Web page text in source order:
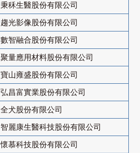
秉秝生醫股份有限公司
趨光影像股份有限公司
數智融合股份有限公司
聚量應用材料股份有限公司
寶山雍盛股份有限公司
弘昌富實業股份有限公司
全犬股份有限公司
智麗康生醫科技股份有限公司
懷慕科技股份有限公司